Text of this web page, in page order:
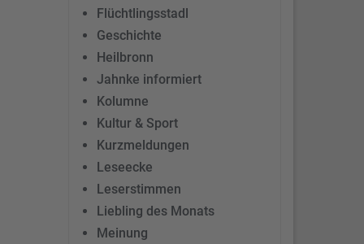
Flüchtlingsstadl
Geschichte
Heilbronn
Jahnke informiert
Kolumne
Kultur & Sport
Kurzmeldungen
Leseecke
Leserstimmen
Liebling des Monats
Meinung